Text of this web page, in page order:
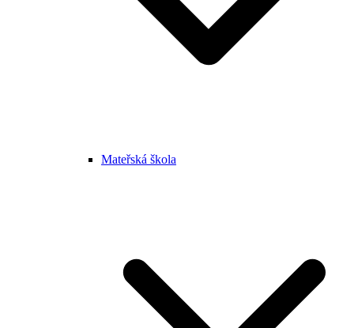
Mateřská škola